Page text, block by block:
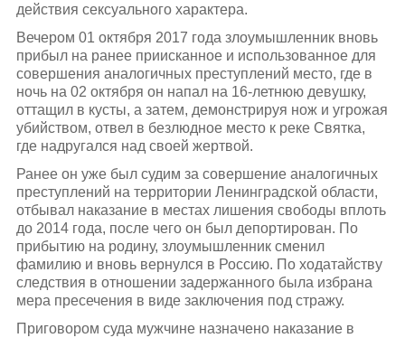
действия сексуального характера.
Вечером 01 октября 2017 года злоумышленник вновь
прибыл на ранее приисканное и использованное для
совершения аналогичных преступлений место, где в
ночь на 02 октября он напал на 16-летнюю девушку,
оттащил в кусты, а затем, демонстрируя нож и угрожая
убийством, отвел в безлюдное место к реке Святка,
где надругался над своей жертвой.
Ранее он уже был судим за совершение аналогичных
преступлений на территории Ленинградской области,
отбывал наказание в местах лишения свободы вплоть
до 2014 года, после чего он был депортирован. По
прибытию на родину, злоумышленник сменил
фамилию и вновь вернулся в Россию. По ходатайству
следствия в отношении задержанного была избрана
мера пресечения в виде заключения под стражу.
Приговором суда мужчине назначено наказание в